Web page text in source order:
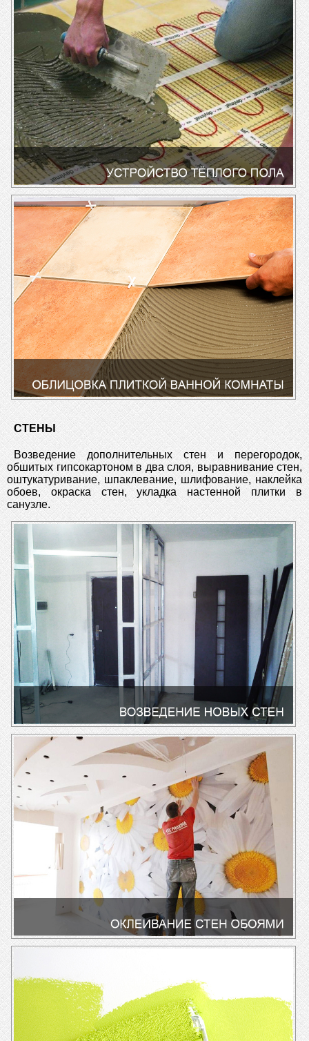
СТЕНЫ
Возведение дополнительных стен и перегородок,
обшитых гипсокартоном в два слоя, выравнивание стен,
оштукатуривание, шпаклевание, шлифование, наклейка
обоев, окраска стен, укладка настенной плитки в
санузле.